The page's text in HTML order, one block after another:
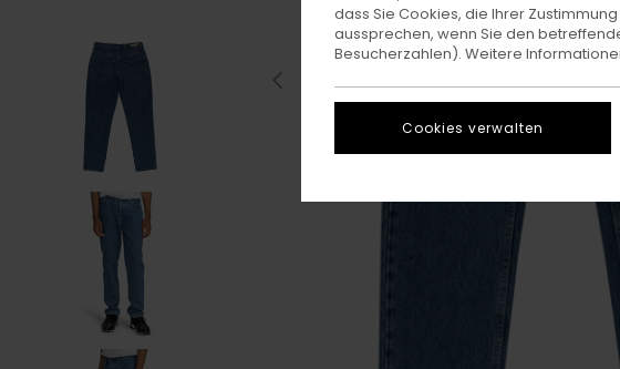
dass Sie Cookies, die Ihrer
aussprechen, wenn Sie den
Besucherzahlen). Weitere
Cookies verwalten